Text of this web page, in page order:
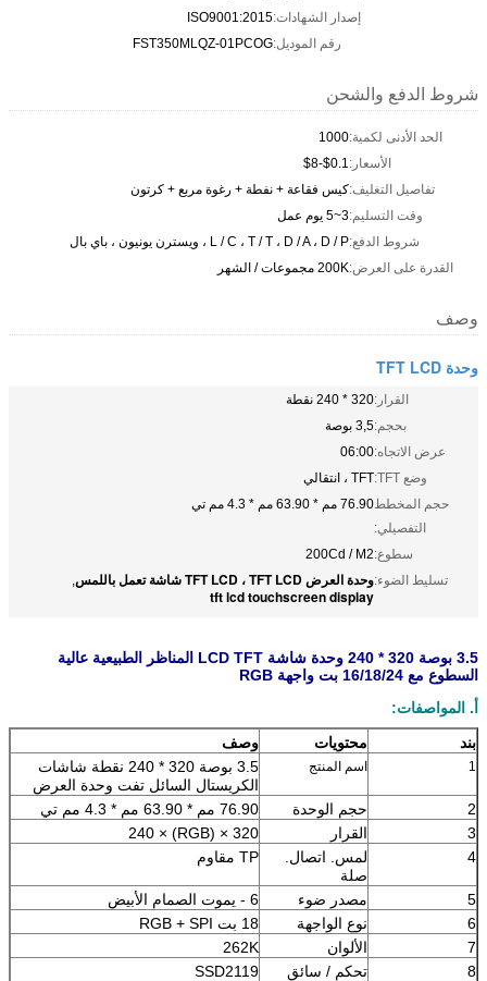
إصدار الشهادات:ISO9001:2015
رقم الموديل:FST350MLQZ-01PCOG
شروط الدفع والشحن
الحد الأدنى لكمية:1000
الأسعار:$0.1-$8
تفاصيل التغليف:كيس فقاعة + نفطة + رغوة مربع + كرتون
وقت التسليم:3~5 يوم عمل
شروط الدفع:L / C ، T / T ، D / A ، D / P ، ويسترن يونيون ، باي بال
القدرة على العرض:200K مجموعات / الشهر
وصف
وحدة TFT LCD
القرار:320 * 240 نقطة
بحجم:3,5 بوصة
عرض الاتجاه:06:00
وضع TFT:
TFT ، انتقالي
حجم المخطط
التفصيلي:
76.90 مم * 63.90 مم * 4.3 مم تي
سطوع:200Cd / M2
تسليط الضوء:وحدة العرض TFT LCD ، TFT LCD شاشة تعمل باللمس ,
tft lcd touchscreen display
3.5 بوصة 320 * 240 وحدة شاشة LCD TFT المناظر الطبيعية عالية
السطوع مع 16/18/24 بت واجهة RGB
أ. المواصفات:
بند
محتويات وصف
1 اسم المنتج
3.5 بوصة 320 * 240 نقطة شاشات
الكريستال السائل تفت وحدة العرض
2
حجم الوحدة
76.90 مم * 63.90 مم * 4.3 مم تي
3
القرار
320 × (RGB) × 240
4
لمس. اتصال.
صلة
TP مقاوم
5 مصدر ضوء
6 - يموت الصمام الأبيض
6
نوع الواجهة
18 بت RGB + SPI
7
الألوان
262K
8
تحكم / سائق SSD2119